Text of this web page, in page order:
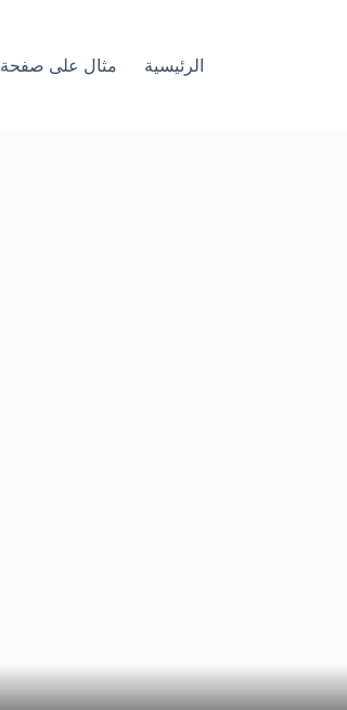
الرئيسية مثال على صفحة